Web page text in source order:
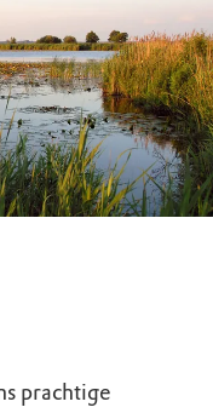
prachtige